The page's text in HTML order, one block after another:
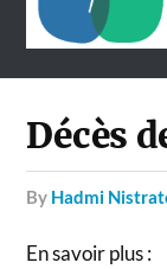
Décès
by Hadmi
En savoir plus :